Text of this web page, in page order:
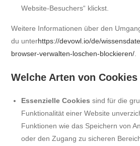
Website-Besuchers“ klickst.
Weitere Informationen über den
du unterhttps://devowl.io/de/
browser-verwalten-loschen-blockieren/
Welche Arten von
Essenzielle Cookies sind für die
Funktionalität einer Website
Funktionen wie das Speichern von
oder den Zugang zu sicheren